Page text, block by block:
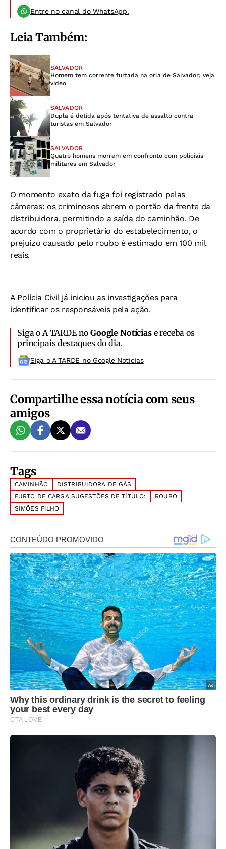
Entre no canal do WhatsApp.
Leia Também:
SALVADOR
Homem tem corrente furtada na orla de Salvador; veja
vídeo
SALVADOR
Dupla é detida após tentativa de assalto contra
turistas em Salvador
SALVADOR
Quatro homens morrem em confronto com policiais
militares em Salvador
O momento exato da fuga foi registrado pelas
câmeras: os criminosos abrem o portão da frente da
distribuidora, permitindo a saída do caminhão. De
acordo com o proprietário do estabelecimento, o
prejuízo causado pelo roubo é estimado em 100 mil
reais.
A Polícia Civil já iniciou as investigações para
identificar os responsáveis pela ação.
Siga o A TARDE noGoogle Notíciase receba os
principais destaques do dia.
Siga o A TARDE no Google Noticias
Compartilhe essa notícia com seus
amigos
Tags
CAMINHÃO
DISTRIBUIDORA DE GÁS
FURTO DE CARGA SUGESTÕES DE TÍTULO:
ROUBO
SIMÕES FILHO